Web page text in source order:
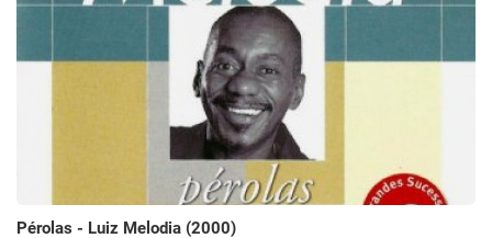
Pérolas - Luiz Melodia (2000)